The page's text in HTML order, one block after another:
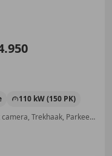
110 kW (150 PK)
Sportstoelen, Zij-airbags, Parkeerhulp met camera, Trekhaak, Parkeerhulp voor, Navigatiesysteem, Niet-rokers auto, Garantie